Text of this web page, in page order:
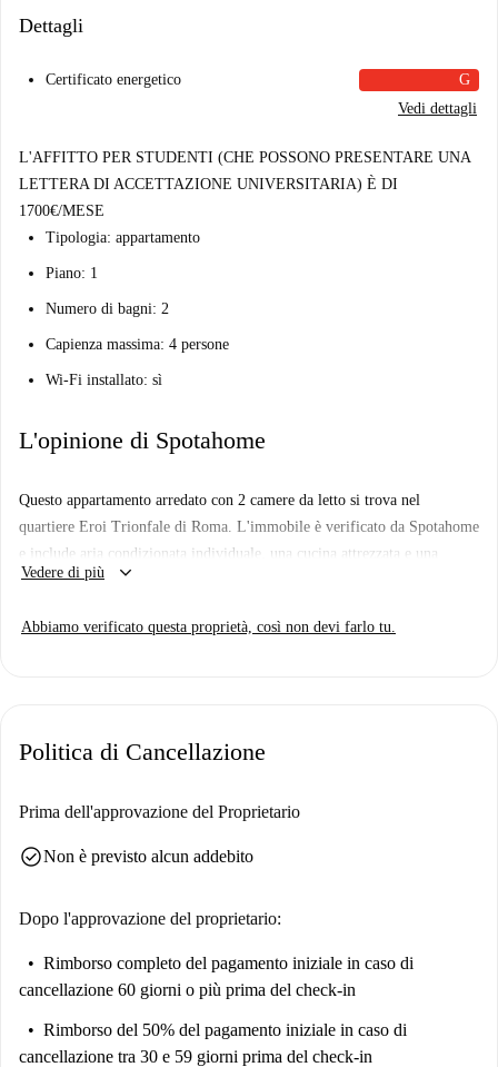
Dettagli
Certificato energetico
G
Vedi dettagli
L'AFFITTO PER STUDENTI (CHE POSSONO PRESENTARE UNA
LETTERA DI ACCETTAZIONE UNIVERSITARIA) È DI
1700€/MESE
Tipologia: appartamento
Piano: 1
Numero di bagni: 2
Capienza massima: 4 persone
Wi-Fi installato: sì
L'opinione di Spotahome
Questo appartamento arredato con 2 camere da letto si trova nel
quartiere Eroi Trionfale di Roma. L'immobile è verificato da Spotahome
e include aria condizionata individuale, una cucina attrezzata e una
lavatrice in comune. È consentito fumare e gli animali domestici sono
L'appartamento è dotato di riscaldamento centralizzato per un maggiore
come L'Altra Guancia e Tordomatto raggiungibili a piedi. Per il relax e
attrazioni da visitare.
Vedere di più keyboard_arrow_down
Abbiamo verificato questa proprietà, così non devi farlo tu.
Politica di Cancellazione
Prima dell'approvazione del Proprietario
check_circleNon è previsto alcun addebito
Dopo l'approvazione del proprietario:
Rimborso completo del pagamento iniziale in caso di
cancellazione 60 giorni o più prima del check-in
Rimborso del 50% del pagamento iniziale in caso di
cancellazione tra 30 e 59 giorni prima del check-in